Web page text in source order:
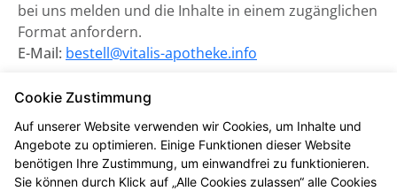
bei uns melden und die Inhalte in einem zugänglichen
Format anfordern.
E-Mail: bestell@vitalis-apotheke.info
Zuständige Marktüberwachungsbehörde:
Marktüberwachungsstelle der Länder für die
Barrierefreiheit von Produkten und Dienstleistungen
(MLBF) in Magdeburg, Sachsen-Anhalt.
Cookie Zustimmung
Auf unserer Website verwenden wir Cookies, um Inhalte und
Angebote zu optimieren. Einige Funktionen dieser Website
benötigen Ihre Zustimmung, um einwandfrei zu funktionieren.
Sie können durch Klick auf „Alle Cookies zulassen“ alle Cookies